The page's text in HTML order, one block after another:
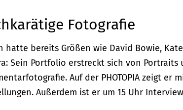
Fotografie
hatte bereits Größen wie David Bowie,
Sein Portfolio erstreckt sich von
Auf der PHOTOPIA zeigt er
Außerdem ist er um 15 Uhr